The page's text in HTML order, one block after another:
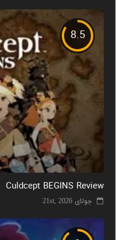
8.5
Culdcept BEGINS Review
جولای 21st, 2026